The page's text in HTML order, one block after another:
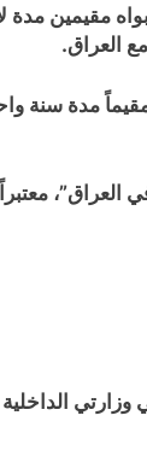
العراق.
مدة سنة
معتبراً